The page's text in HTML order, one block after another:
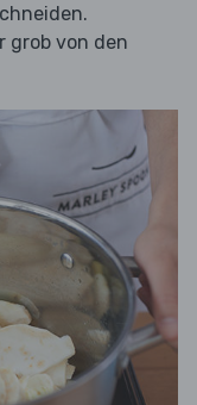
grob von den